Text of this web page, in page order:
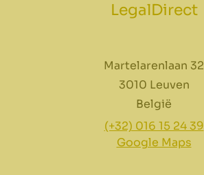
LegalDirect
Martelarenlaan 32
3010 Leuven
België
(+32) 016 15 24 39
Google Maps